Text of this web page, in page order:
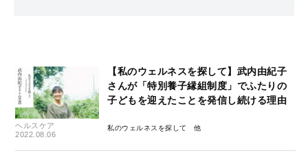
ヘルスケア
2022.08.06
【私のウェルネスを探して】武内由紀子
さんが「特別養子縁組制度」でふたりの
子どもを迎えたことを発信し続ける理由
私のウェルネスを探して